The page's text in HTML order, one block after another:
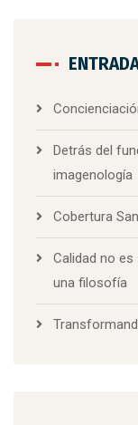
Detrás del
imagenología
Cobertura
Calidad no
una filosofía